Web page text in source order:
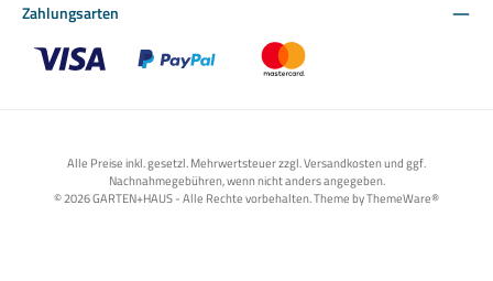
Zahlungsarten
Alle Preise inkl. gesetzl. Mehrwertsteuer zzgl. Versandkosten und ggf.
Nachnahmegebühren, wenn nicht anders angegeben.
© 2026 GARTEN+HAUS - Alle Rechte vorbehalten. Theme byThemeWare®